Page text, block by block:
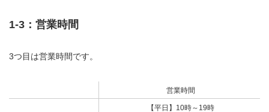
1-3：営業時間
3つ目は営業時間です。
営業時間
【平日】10時～19時